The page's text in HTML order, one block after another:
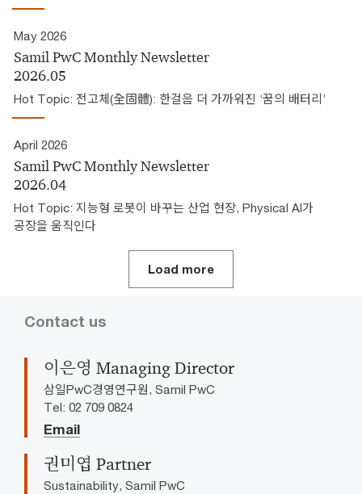
May 2026
Samil PwC Monthly Newsletter
2026.05
Hot Topic: 전고체(全固體): 한걸음 더 가까워진 ‘꿈의 배터리’
April 2026
Samil PwC Monthly Newsletter
2026.04
Hot Topic: 지능형 로봇이 바꾸는 산업 현장, Physical AI가
공장을 움직인다
Load more
Contact us
이은영 Managing Director
삼일PwC경영연구원, Samil PwC
Tel: 02 709 0824
Email
권미엽 Partner
Sustainability, Samil PwC